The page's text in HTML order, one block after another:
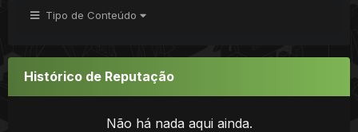
Tipo de Conteúdo
Histórico de Reputação
Não há nada aqui ainda.